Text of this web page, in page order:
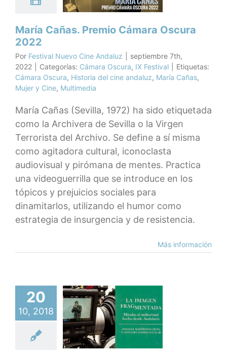
Oscura IX
María Cañas. Premio Cámara Oscura
2022
Por Festival Nuevo Cine Andaluz
septiembre 7th,
2022
Categorías: Cámara Oscura, IX Festival
Etiquetas:
Cámara Oscura, Historia del cine andaluz, María Cañas,
Mujer y Cine, Multimedia
María Cañas (Sevilla, 1972) ha sido etiquetada
como la Archivera de Sevilla o la Virgen
Terrorista del Archivo. Se define a sí misma
como agitadora cultural, iconoclasta
audiovisual y pirómana de mentes. Practica
una videoguerrilla que se introduce en los
tópicos y prejuicios sociales para
dinamitarlos, utilizando el humor como
estrategia de insurgencia y de resistencia.
Más información
20
10, 2018
imagen
al
desde